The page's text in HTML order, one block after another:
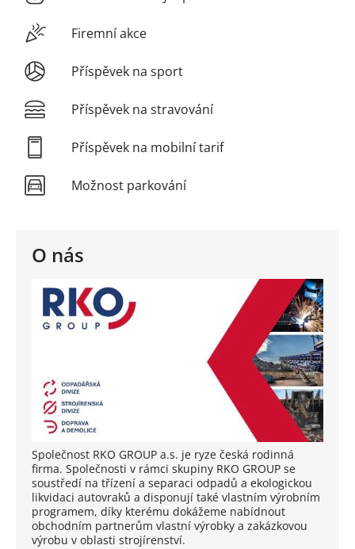
O nás
Společnost RKO GROUP a.s. je ryze česká rodinná
firma. Společnosti v rámci skupiny RKO GROUP se
soustředí na třízení a separaci odpadů a ekologickou
likvidaci autovraků a disponují také vlastním výrobním
programem, díky kterému dokážeme nabídnout
obchodním partnerům vlastní výrobky a zakázkovou
výrobu v oblasti strojírenství.
Firemní akce
Příspěvek na sport
Příspěvek na stravování
Příspěvek na mobilní tarif
Možnost parkování